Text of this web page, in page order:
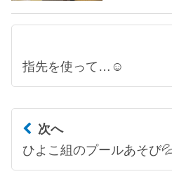
指先を使って…☺
次へ
ひよこ組のプールあそび